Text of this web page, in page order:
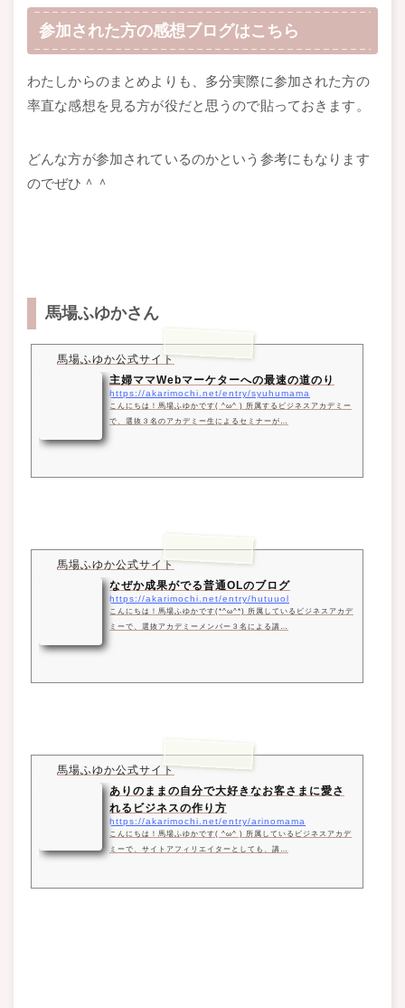
参加された方の感想ブログはこちら
わたしからのまとめよりも、多分実際に参加された方の
率直な感想を見る方が役だと思うので貼っておきます。
どんな方が参加されているのかという参考にもなります
のでぜひ＾＾
馬場ふゆかさん
馬場ふゆか公式サイト
主婦ママWebマーケターへの最速の道のり
https://akarimochi.net/entry/syuhumama
こんにちは！馬場ふゆかです( ^ω^ ) 所属するビジネスアカデミー
で、選抜３名のアカデミー生によるセミナーが…
馬場ふゆか公式サイト
なぜか成果がでる普通OLのブログ
https://akarimochi.net/entry/hutuuol
こんにちは！馬場ふゆかです(*^ω^*) 所属しているビジネスアカデ
ミーで、選抜アカデミーメンバー３名による講…
馬場ふゆか公式サイト
ありのままの自分で大好きなお客さまに愛さ
れるビジネスの作り方
https://akarimochi.net/entry/arinomama
こんにちは！馬場ふゆかです( ^ω^ ) 所属しているビジネスアカデ
ミーで、サイトアフィリエイターとしても、講…